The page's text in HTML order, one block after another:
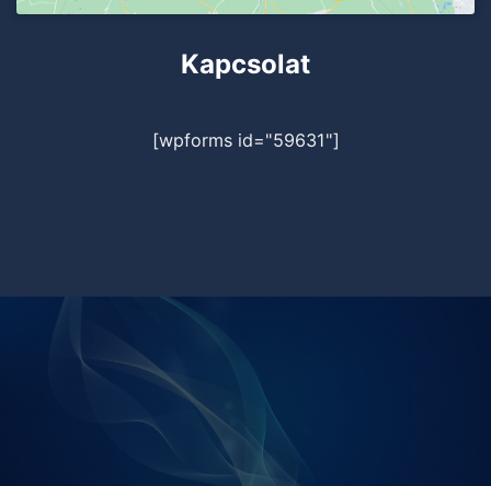
Kapcsolat
[wpforms id="59631"]